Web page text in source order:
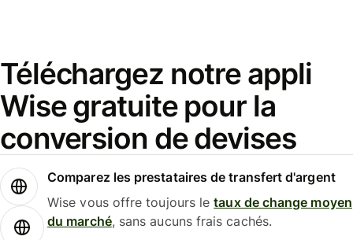
Téléchargez notre appli
Wise gratuite pour la
conversion de devises
Comparez les prestataires de transfert d'argent
Wise vous offre toujours letaux de change moyen
du marché, sans aucuns frais cachés.